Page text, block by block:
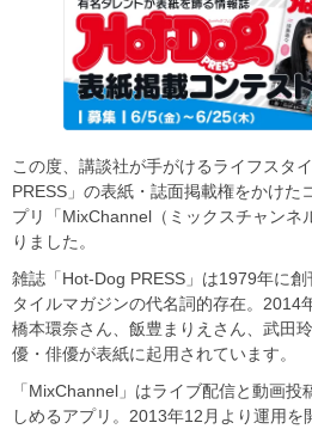
この度、講談社が手がけるライフスタ
PRESS」の表紙・誌面掲載権をかけた
プリ「MixChannel（ミックスチャンネ
りました。
雑誌「Hot-Dog PRESS」は1979年に
タイルマガジンの代名詞的存在。2014
橋本環奈さん、飯豊まりえさん、武田
優・俳優が表紙に起用されています。
「MixChannel」はライブ配信と動画
しめるアプリ。2013年12月より運用